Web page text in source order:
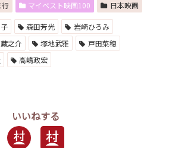
マイベスト映画100 日本映画
森田芳光
岩崎ひろみ
之介 塚地武雅
戸田菜穂
高嶋政宏
いいねする